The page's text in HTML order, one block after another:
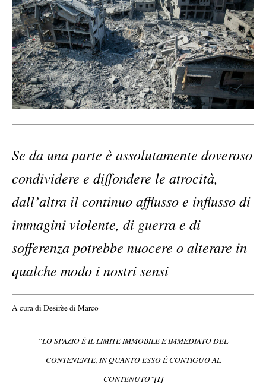
Se da una parte è assolutamente doveroso
condividere e diffondere le atrocità,
dall’altra il continuo afflusso e influsso di
immagini violente, di guerra e di
sofferenza potrebbe nuocere o alterare in
qualche modo i nostri sensi
A cura di Desirèe di Marco
“LO SPAZIO È IL LIMITE IMMOBILE E IMMEDIATO DEL
CONTENENTE, IN QUANTO ESSO È CONTIGUO AL
CONTENUTO”[1]